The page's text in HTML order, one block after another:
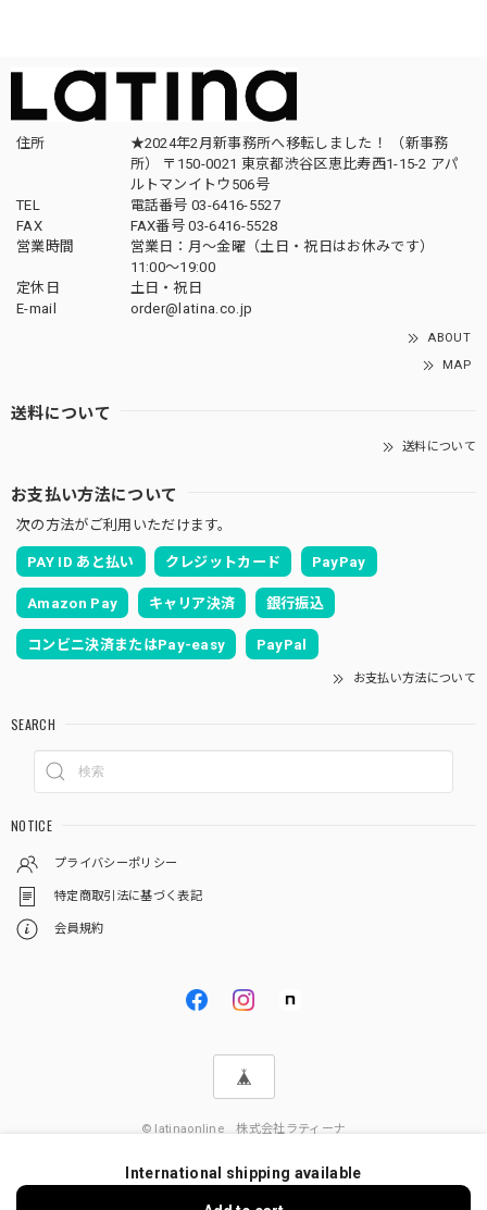
住所
★2024年2月新事務所へ移転しました！ （新事務
所） 〒150-0021 東京都渋谷区恵比寿西1-15-2 アパ
ルトマンイトウ506号
TEL
電話番号 03-6416-5527
FAX
FAX番号 03-6416-5528
営業時間
営業日：月〜金曜（土日・祝日はお休みです）
11:00〜19:00
定休日
土日・祝日
E-mail
order@latina.co.jp
ABOUT
MAP
送料について
送料について
お支払い方法について
次の方法がご利用いただけます。
PAY ID あと払い クレジットカード PayPay
Amazon Pay キャリア決済 銀行振込
コンビニ決済またはPay-easy PayPal
お支払い方法について
SEARCH
NOTICE
プライバシーポリシー
特定商取引法に基づく表記
会員規約
© latinaonline 株式会社ラティーナ
International shipping available